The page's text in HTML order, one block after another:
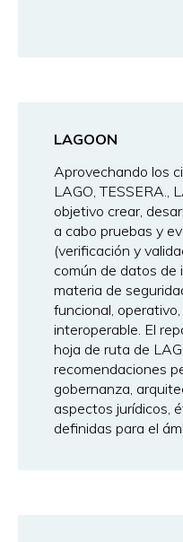
LAGOON
Aprovechando los
LAGO, TESSERA.,
objetivo crear,
a cabo pruebas y
(verificación y
común de datos de
materia de
funcional,
interoperable. El
hoja de ruta de
recomendaciones
gobernanza,
aspectos jurídicos,
definidas para el